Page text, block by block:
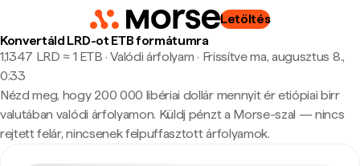
Letöltés
Konvertáld LRD-ot ETB formátumra
1,1347 LRD ≈ 1 ETB · Valódi árfolyam · Frissítve ma, augusztus 8.,
0:33
Nézd meg, hogy 200 000 libériai dollár mennyit ér etiópiai birr
valutában valódi árfolyamon. Küldj pénzt a Morse-szal — nincs
rejtett felár, nincsenek felpuffasztott árfolyamok.